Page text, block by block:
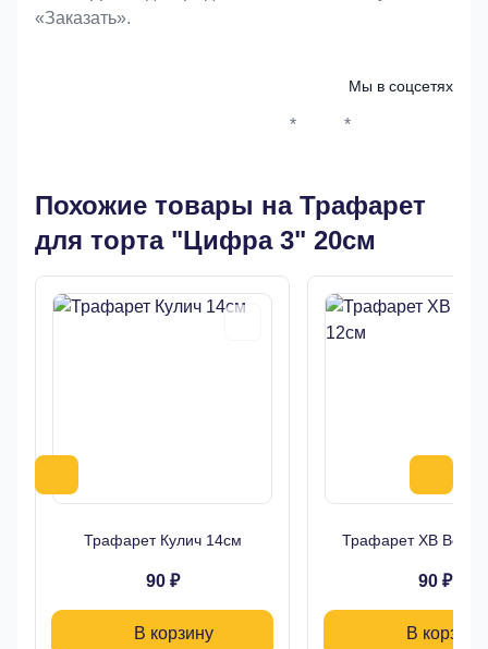
«Заказать».
Мы в соцсетях
* *
Похожие товары на Трафарет
для торта "Цифра 3" 20см
Трафарет Кулич 14см
90 ₽
В корзину
Трафарет ХВ
90 ₽
В корзину